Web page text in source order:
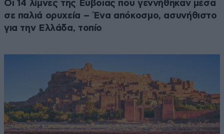
Οι 14 λίμνες της Εύβοιας που γεννήθηκαν μέσα
σε παλιά ορυχεία – Ένα απόκοσμο, ασυνήθιστο
για την Ελλάδα, τοπίο